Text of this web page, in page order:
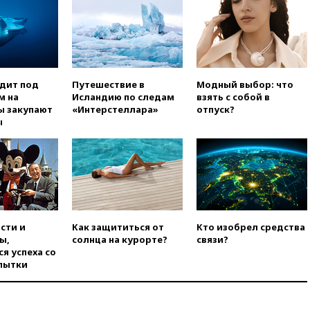
вчера, 22:28Бессент
анонсировал скорое
соглашение о прекращении
огня США и Ирана
вчера, 22:15 Три человека
получили ножевые ранения
при нападении в Чехии
выделить средства на новые
РЛС для Белгородской
области
вчера, 21:56The Atlantic: Маск
отказал Украине в
использовании Starlink для
атак вглубь РФ
вчера, 21:35 После пожара на
под
на
закупают
Путешествие в
Исландию по следам
«Интерстеллара»
Модный выбор: что
взять с собой в
отпуск?
и
успеха со
Как защититься от
солнца на курорте?
Кто изобрел средства
связи?